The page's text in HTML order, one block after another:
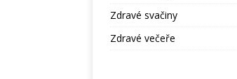
Zdravé svačiny
Zdravé večeře